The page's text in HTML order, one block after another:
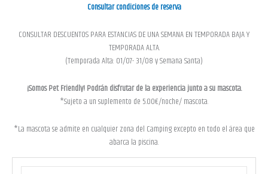
Consultar condiciones de reserva
CONSULTAR DESCUENTOS PARA ESTANCIAS DE UNA SEMANA EN TEMPORADA BAJA Y
TEMPORADA ALTA.
(Temporada Alta: 01/07- 31/08 y Semana Santa)
¡Somos Pet Friendly! Podrán disfrutar de la experiencia junto a su mascota.
*Sujeto a un suplemento de 5.00€/noche/ mascota.
*La mascota se admite en cualquier zona del Camping excepto en todo el área que
abarca la piscina.